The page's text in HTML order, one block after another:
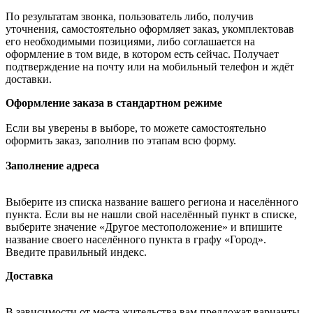
По результатам звонка, пользователь либо, получив
уточнения, самостоятельно оформляет заказ, укомплектовав
его необходимыми позициями, либо соглашается на
оформление в том виде, в котором есть сейчас. Получает
подтверждение на почту или на мобильный телефон и ждёт
доставки.
Оформление заказа в стандартном режиме
Если вы уверены в выборе, то можете самостоятельно
оформить заказ, заполнив по этапам всю форму.
Заполнение адреса
Выберите из списка название вашего региона и населённого
пункта. Если вы не нашли свой населённый пункт в списке,
выберите значение «Другое местоположение» и впишите
название своего населённого пункта в графу «Город».
Введите правильный индекс.
Доставка